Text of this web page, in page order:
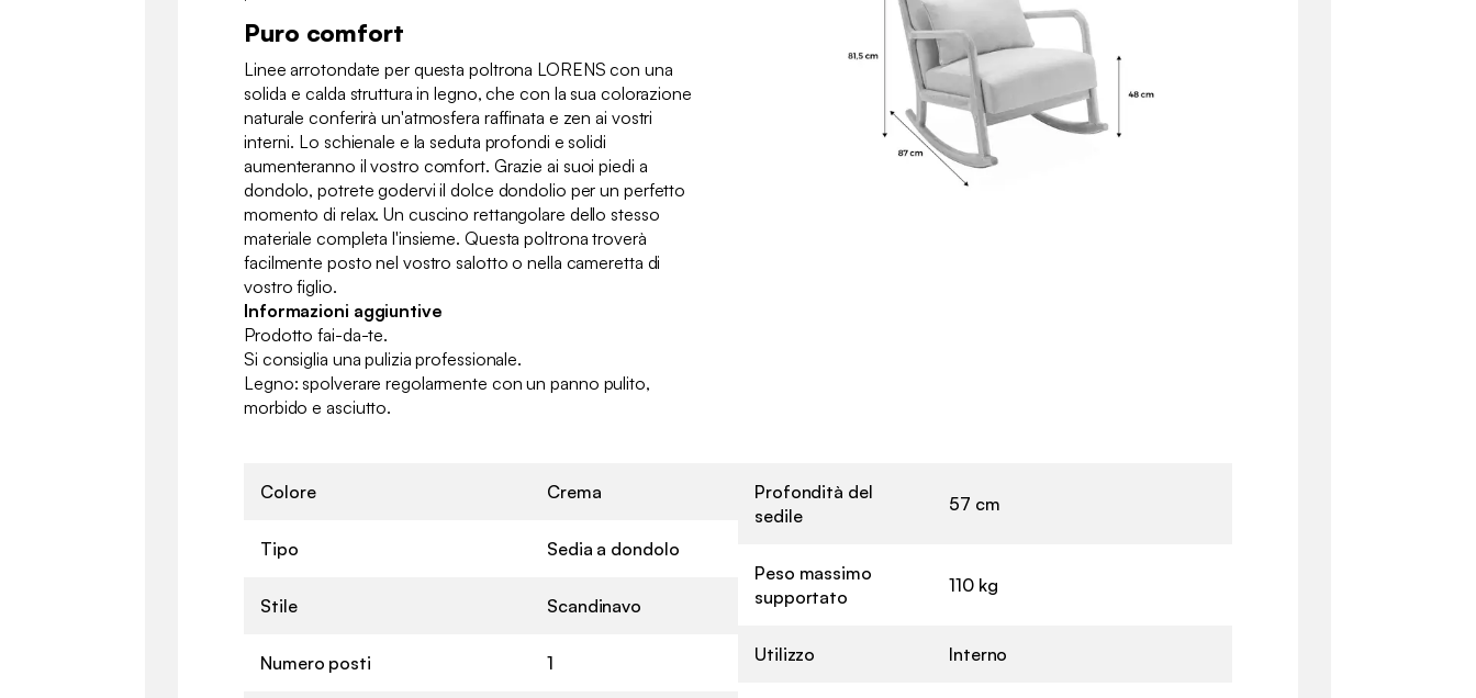
Puro comfort
Linee arrotondate per questa poltrona LORENS con una
solida e calda struttura in legno, che con la sua colorazione
naturale conferirà un'atmosfera raffinata e zen ai vostri
interni. Lo schienale e la seduta profondi e solidi
aumenteranno il vostro comfort. Grazie ai suoi piedi a
dondolo, potrete godervi il dolce dondolio per un perfetto
momento di relax. Un cuscino rettangolare dello stesso
materiale completa l'insieme. Questa poltrona troverà
facilmente posto nel vostro salotto o nella cameretta di
vostro figlio.
Informazioni aggiuntive
Prodotto fai-da-te.
Si consiglia una pulizia professionale.
Legno: spolverare regolarmente con un panno pulito,
morbido e asciutto.
Colore Crema
Tipo Sedia a dondolo
Stile Scandinavo
Numero posti 1
Profondità del
sedile
57 cm
Peso massimo
supportato
110 kg
Utilizzo Interno